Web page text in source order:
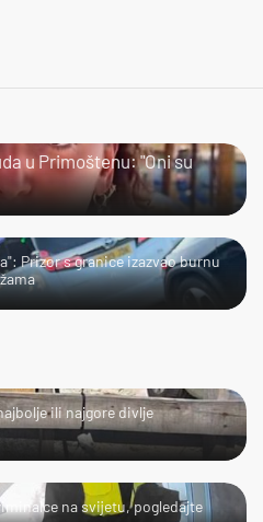
u Primoštenu: "Oni su
Prizor s granice izazvao burnu
ili najgore divlje
na svijetu, pogledajte